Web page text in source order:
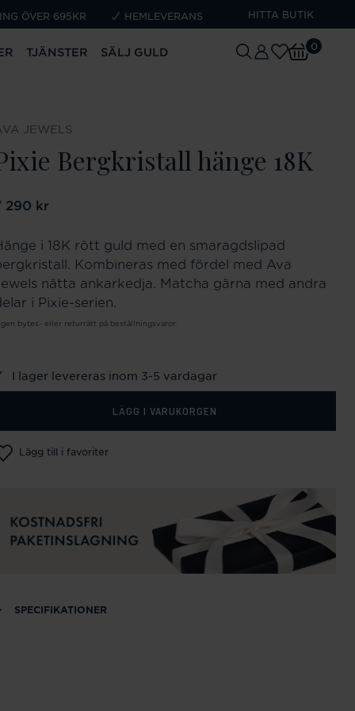
ÖVER 695KR HEMLEVERANS HITTA BUTIK
TJÄNSTER SÄLJ GULD 0
JEWELS
Bergkristall hänge 18K
:7 290 kr
290 kr
i 18K rött guld med en smaragdslipad
Kombineras med fördel med Ava
nätta ankarkedja. Matcha gärna med andra
i Pixie-serien.
bytes- eller returrätt på beställningsvaror.
I lager levereras inom 3-5 vardagar
LÄGG I VARUKORGEN
Lägg till i favoriter
SPECIFIKATIONER